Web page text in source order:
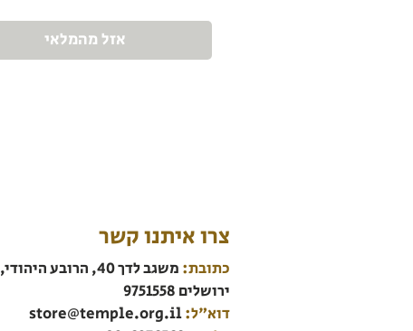
אזל מהמלאי
צרו איתנו קשר
כתובת:
משגב לדך 40, הרובע היהודי,
ירושלים 9751558
דוא"ל:store@temple.org.il